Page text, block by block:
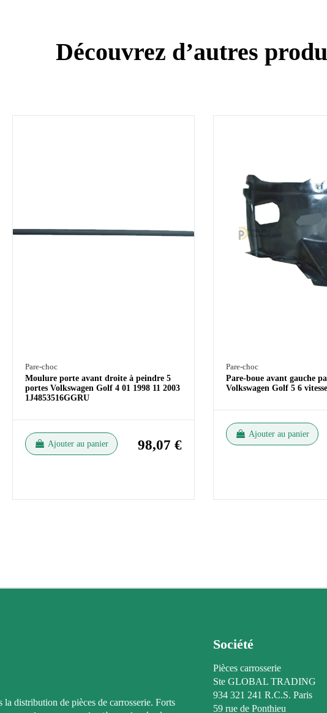
Découvrez d’autres
Pare-choc
Moulure porte avant droite à peindre 5
portes Volkswagen Golf 4 01 1998 11 2003
1J4853516GGRU
Ajouter au panier 98,07 €
Pare-choc
Pare-boue avant gauche
Volkswagen Golf 5 6
Ajouter au panier
la distribution de pièces de carrosserie. Forts
Société
Pièces carrosserie
Ste GLOBAL TRADING
934 321 241 R.C.S. Paris
59 rue de Ponthieu